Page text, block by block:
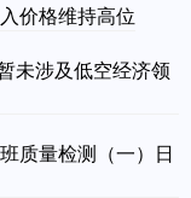
价格维持高位
未涉及低空经济领
质量检测（一）日